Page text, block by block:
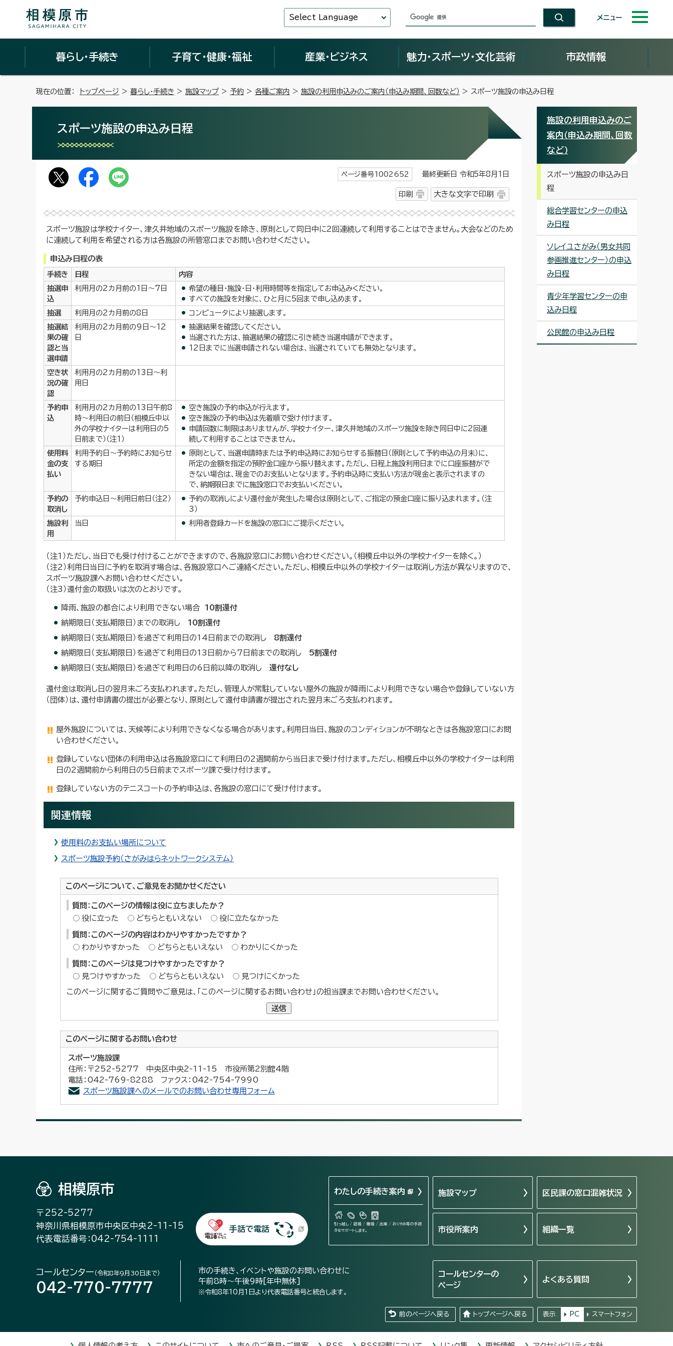
Select Language メニュー
暮らし・手続き 子育て・健康・福祉 産業・ビジネス 魅力・スポーツ・文化芸術 市政情報
現在の位置： トップページ > 暮らし・手続き > 施設マップ > 予約 > 各種ご案内 > 施設の利用申込みのご案内（申込み期間、回数など） > スポーツ施設の申込み日程
スポーツ施設の申込み日程
ページ番号1002652 最終更新日 令和5年8月1日
印刷 大きな文字で印刷
スポーツ施設は学校ナイター、津久井地域のスポーツ施設を除き、原則として同日中に2回連続して利用することはできません。大会などのため
に連続して利用を希望される方は各施設の所管窓口までお問い合わせください。
申込み日程の表
手続き 日程
内容
抽選申
込
利用月の2カ月前の1日～7日
希望の種目・施設・日・利用時間等を指定してお申込みください。
すべての施設を対象に、ひと月に5回まで申し込めます。
抽選
利用月の2カ月前の8日
コンピュータにより抽選します。
抽選結
果の確
認と当
選申請
利用月の2カ月前の9日～12
日
抽選結果を確認してください。
当選された方は、抽選結果の確認に引き続き当選申請ができます。
12日までに当選申請されない場合は、当選されていても無効となります。
空き状
況の確
認
利用月の2カ月前の13日～利
用日
予約申
込
利用月の2カ月前の13日午前8
時～利用日の前日（相模丘中以
外の学校ナイターは利用日の5
日前まで）（注1）
空き施設の予約申込が行えます。
空き施設の予約申込は先着順で受け付けます。
申請回数に制限はありませんが、学校ナイター、津久井地域のスポーツ施設を除き同日中に2回連
続して利用することはできません。
使用料
金の支
払い
利用予約日～予約時にお知らせ
する期日
原則として、当選申請時または予約申込時にお知らせする振替日（原則として予約申込の月末）に、
所定の金額を指定の預貯金口座から振り替えます。ただし、日程上施設利用日までに口座振替がで
きない場合は、現金でのお支払いとなります。予約申込時に支払い方法が現金と表示されますの
で、納期限日までに施設窓口でお支払いください。
予約の
取消し
予約申込日～利用日前日（注2）
予約の取消しにより還付金が発生した場合は原則として、ご指定の預金口座に振り込まれます。（注
3）
施設利
用
当日 利用者登録カードを施設の窓口にご提示ください。
（注1）ただし、当日でも受け付けることができますので、各施設窓口にお問い合わせください。（相模丘中以外の学校ナイターを除く。）
（注2）利用日当日に予約を取消す場合は、各施設窓口へご連絡ください。ただし、相模丘中以外の学校ナイターは取消し方法が異なりますので、
スポーツ施設課へお問い合わせください。
（注3）還付金の取扱いは次のとおりです。
降雨、施設の都合により利用できない場合 10割還付
納期限日（支払期限日）までの取消し 10割還付
納期限日（支払期限日）を過ぎて利用日の14日前までの取消し 8割還付
納期限日（支払期限日）を過ぎて利用日の13日前から7日前までの取消し 5割還付
納期限日（支払期限日）を過ぎて利用日の6日前以降の取消し 還付なし
還付金は取消し日の翌月末ごろ支払われます。ただし、管理人が常駐していない屋外の施設が降雨により利用できない場合や登録していない方
（団体）は、還付申請書の提出が必要となり、原則として還付申請書が提出された翌月末ごろ支払われます。
屋外施設については、天候等により利用できなくなる場合があります。利用日当日、施設のコンディションが不明なときは各施設窓口にお問
い合わせください。
登録していない団体の利用申込は各施設窓口にて利用日の2週間前から当日まで受け付けます。ただし、相模丘中以外の学校ナイターは利用
日の2週間前から利用日の5日前までスポーツ課で受け付けます。
登録していない方のテニスコートの予約申込は、各施設の窓口にて受け付けます。
関連情報
使用料のお支払い場所について
スポーツ施設予約（さがみはらネットワークシステム）
このページについて、ご意見をお聞かせください
質問：このページの情報は役に立ちましたか？
役に立った
どちらともいえない 役に立たなかった
質問：このページの内容はわかりやすかったですか？
わかりやすかった
どちらともいえない わかりにくかった
質問：このページは見つけやすかったですか？
見つけやすかった
どちらともいえない 見つけにくかった
このページに関するご質問やご意見は、「このページに関するお問い合わせ」の担当課までお問い合わせください。
送信
このページに関するお問い合わせ
スポーツ施設課
住所：〒252-5277 中央区中央2-11-15 市役所第2別館4階
電話：042-769-8288 ファクス：042-754-7990
スポーツ施設課へのメールでのお問い合わせ専用フォーム
施設の利用申込みのご
案内（申込み期間、回数
など）
スポーツ施設の申込み日
程
総合学習センターの申込
み日程
ソレイユさがみ（男女共同
参画推進センター）の申込
み日程
青少年学習センターの申
込み日程
公民館の申込み日程
相模原市
〒252-5277
神奈川県相模原市中央区中央2-11-15
代表電話番号：042-754-1111
手話で電話
わたしの手続き案内
引っ越し / 結婚 / 離婚 / 出産 / おくやみ等の手続
きをサポートします。
施設マップ 区民課の窓口混雑状況
市役所案内 組織一覧
コールセンター （令和8年9月30日まで）
042-770-7777
市の手続き、イベントや施設のお問い合わせに
午前8時～午後9時[年中無休]
※令和8年10月1日より代表電話番号と統合します。
コールセンターの
ページ
よくある質問
前のページへ戻る トップページへ戻る 表示 PC スマートフォン